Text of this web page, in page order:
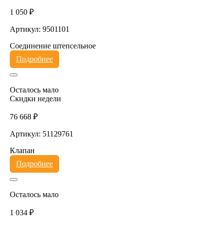
1 050 ₽
Артикул: 9501101
Соединение штепсельное
Подробнее
Осталось мало
Скидки недели
76 668 ₽
Артикул: 51129761
Клапан
Подробнее
Осталось мало
1 034 ₽